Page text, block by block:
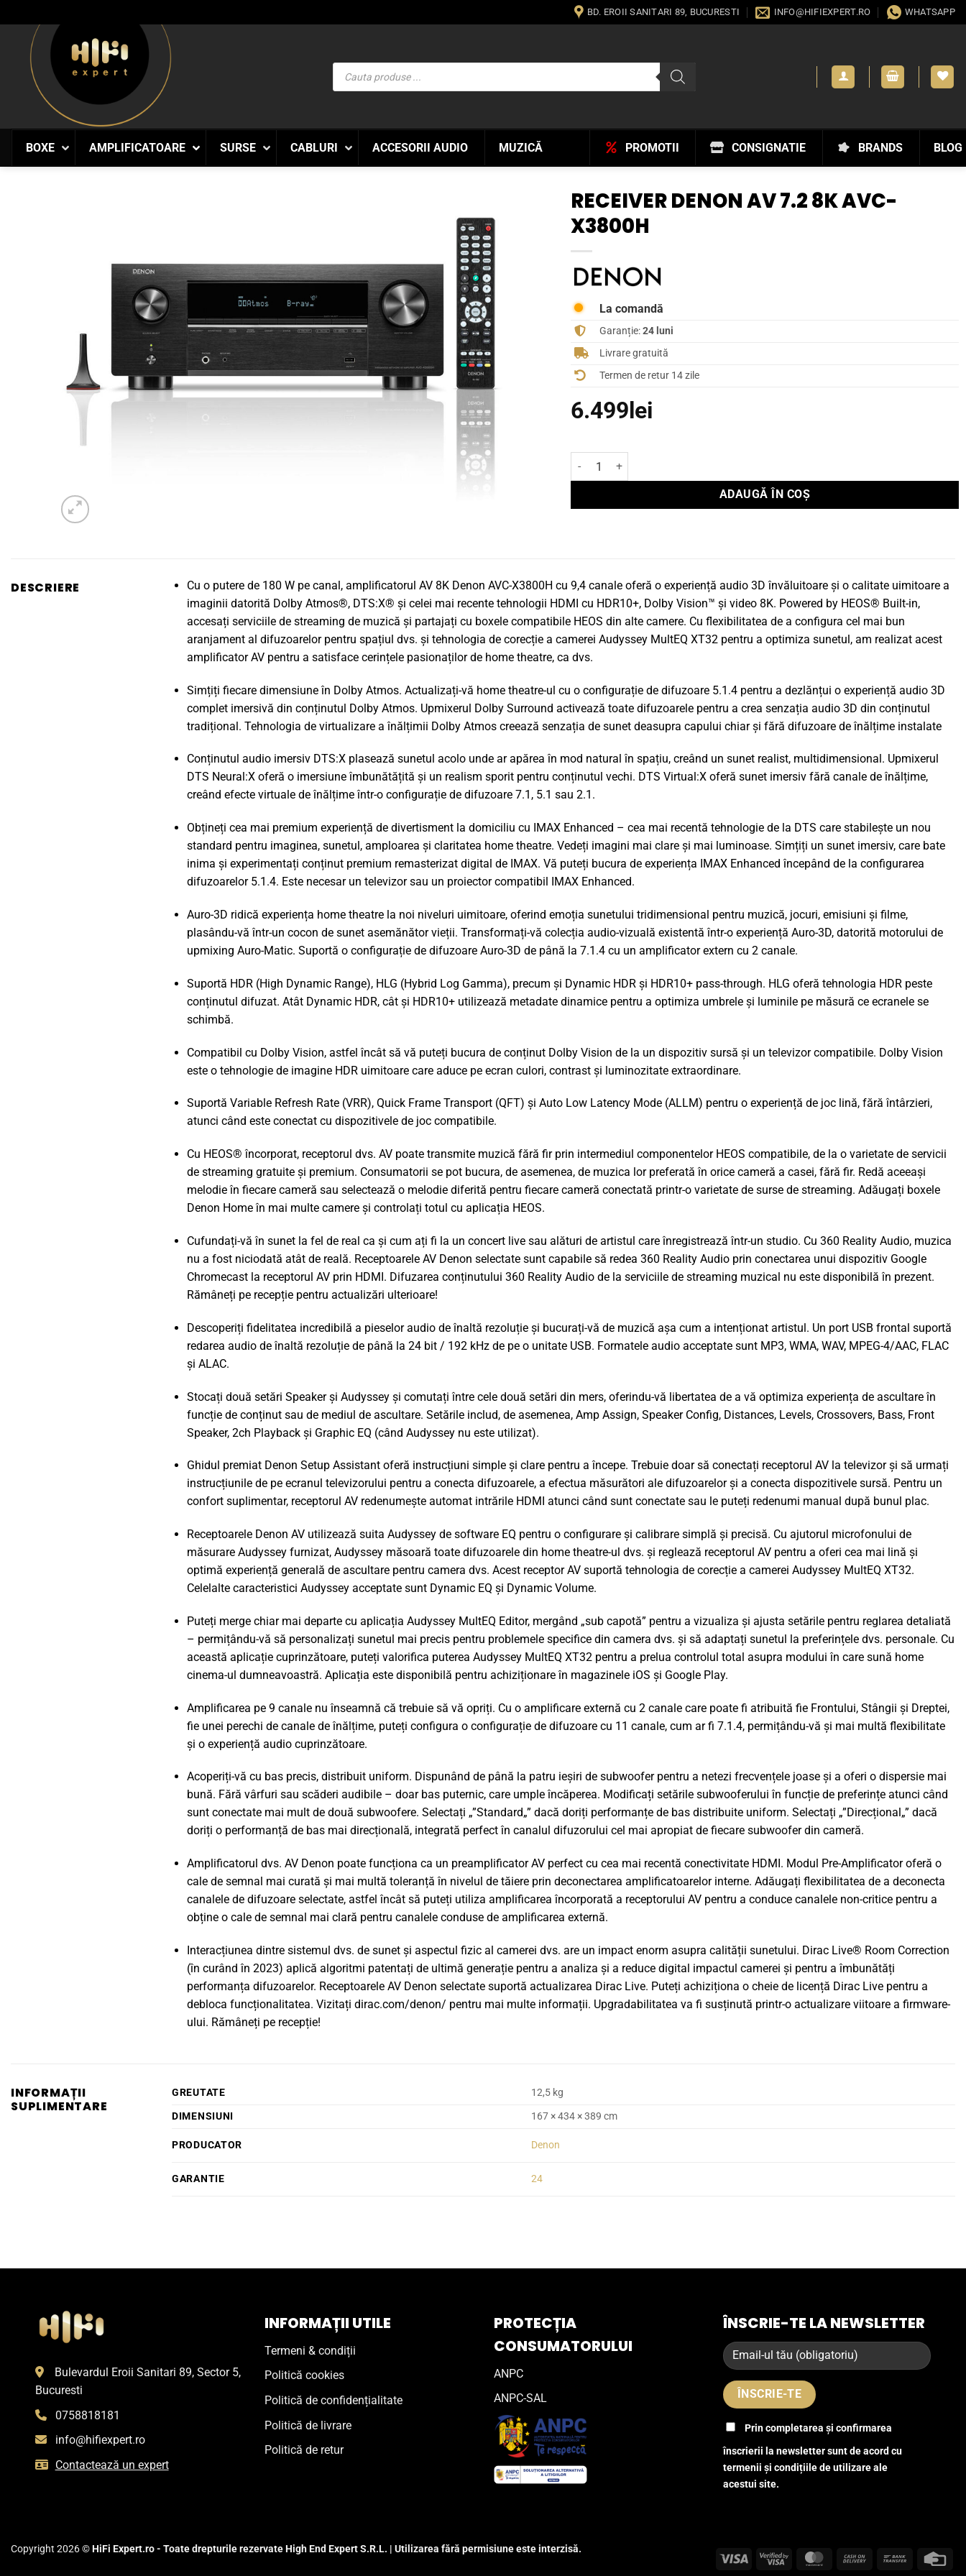
to
content
BD. EROII SANITARI 89, BUCURESTI INFO@HIFIEXPERT.RO WHATSAPP
Products
search
BOXE AMPLIFICATOARE SURSE CABLURI ACCESORII AUDIO MUZICĂ BLOG
BRANDS
CONSIGNATIE
PROMOTII
WISHLIST
RECEIVER DENON AV 7.2 8K AVC-
X3800H
La comandă
Garanție:24 luni
Livrare gratuită
Termen de retur 14 zile
6.499 lei
Cantitate Receiver Denon AV 7.2 8K AVC-X3800H
ADAUGĂ ÎN COȘ
DESCRIERE
Cu o putere de 180 W pe canal, amplificatorul AV 8K Denon AVC-X3800H cu 9,4 canale oferă o experiență audio 3D învăluitoare și o calitate uimitoare a
imaginii datorită Dolby Atmos®, DTS:X® și celei mai recente tehnologii HDMI cu HDR10+, Dolby Vision™ și video 8K. Powered by HEOS® Built-in,
accesați serviciile de streaming de muzică și partajați cu boxele compatibile HEOS din alte camere. Cu flexibilitatea de a configura cel mai bun
aranjament al difuzoarelor pentru spațiul dvs. și tehnologia de corecție a camerei Audyssey MultEQ XT32 pentru a optimiza sunetul, am realizat acest
amplificator AV pentru a satisface cerințele pasionaților de home theatre, ca dvs.
Simțiți fiecare dimensiune în Dolby Atmos. Actualizați-vă home theatre-ul cu o configurație de difuzoare 5.1.4 pentru a dezlănțui o experiență audio 3D
complet imersivă din conținutul Dolby Atmos. Upmixerul Dolby Surround activează toate difuzoarele pentru a crea senzația audio 3D din conținutul
tradițional. Tehnologia de virtualizare a înălțimii Dolby Atmos creează senzația de sunet deasupra capului chiar și fără difuzoare de înălțime instalate
Conținutul audio imersiv DTS:X plasează sunetul acolo unde ar apărea în mod natural în spațiu, creând un sunet realist, multidimensional. Upmixerul
DTS Neural:X oferă o imersiune îmbunătățită și un realism sporit pentru conținutul vechi. DTS Virtual:X oferă sunet imersiv fără canale de înălțime,
creând efecte virtuale de înălțime într-o configurație de difuzoare 7.1, 5.1 sau 2.1.
Obțineți cea mai premium experiență de divertisment la domiciliu cu IMAX Enhanced – cea mai recentă tehnologie de la DTS care stabilește un nou
standard pentru imaginea, sunetul, amploarea și claritatea home theatre. Vedeți imagini mai clare și mai luminoase. Simțiți un sunet imersiv, care bate
inima și experimentați conținut premium remasterizat digital de IMAX. Vă puteți bucura de experiența IMAX Enhanced începând de la configurarea
difuzoarelor 5.1.4. Este necesar un televizor sau un proiector compatibil IMAX Enhanced.
Auro-3D ridică experiența home theatre la noi niveluri uimitoare, oferind emoția sunetului tridimensional pentru muzică, jocuri, emisiuni și filme,
plasându-vă într-un cocon de sunet asemănător vieții. Transformați-vă colecția audio-vizuală existentă într-o experiență Auro-3D, datorită motorului de
upmixing Auro-Matic. Suportă o configurație de difuzoare Auro-3D de până la 7.1.4 cu un amplificator extern cu 2 canale.
Suportă HDR (High Dynamic Range), HLG (Hybrid Log Gamma), precum și Dynamic HDR și HDR10+ pass-through. HLG oferă tehnologia HDR peste
conținutul difuzat. Atât Dynamic HDR, cât și HDR10+ utilizează metadate dinamice pentru a optimiza umbrele și luminile pe măsură ce ecranele se
schimbă.
Compatibil cu Dolby Vision, astfel încât să vă puteți bucura de conținut Dolby Vision de la un dispozitiv sursă și un televizor compatibile. Dolby Vision
este o tehnologie de imagine HDR uimitoare care aduce pe ecran culori, contrast și luminozitate extraordinare.
Suportă Variable Refresh Rate (VRR), Quick Frame Transport (QFT) și Auto Low Latency Mode (ALLM) pentru o experiență de joc lină, fără întârzieri,
atunci când este conectat cu dispozitivele de joc compatibile.
Cu HEOS® încorporat, receptorul dvs. AV poate transmite muzică fără fir prin intermediul componentelor HEOS compatibile, de la o varietate de servicii
de streaming gratuite și premium. Consumatorii se pot bucura, de asemenea, de muzica lor preferată în orice cameră a casei, fără fir. Redă aceeași
melodie în fiecare cameră sau selectează o melodie diferită pentru fiecare cameră conectată printr-o varietate de surse de streaming. Adăugați boxele
Denon Home în mai multe camere și controlați totul cu aplicația HEOS.
Cufundați-vă în sunet la fel de real ca și cum ați fi la un concert live sau alături de artistul care înregistrează într-un studio. Cu 360 Reality Audio, muzica
nu a fost niciodată atât de reală. Receptoarele AV Denon selectate sunt capabile să redea 360 Reality Audio prin conectarea unui dispozitiv Google
Chromecast la receptorul AV prin HDMI. Difuzarea conținutului 360 Reality Audio de la serviciile de streaming muzical nu este disponibilă în prezent.
Rămâneți pe recepție pentru actualizări ulterioare!
Descoperiți fidelitatea incredibilă a pieselor audio de înaltă rezoluție și bucurați-vă de muzică așa cum a intenționat artistul. Un port USB frontal suportă
redarea audio de înaltă rezoluție de până la 24 bit / 192 kHz de pe o unitate USB. Formatele audio acceptate sunt MP3, WMA, WAV, MPEG-4/AAC, FLAC
și ALAC.
Stocați două setări Speaker și Audyssey și comutați între cele două setări din mers, oferindu-vă libertatea de a vă optimiza experiența de ascultare în
funcție de conținut sau de mediul de ascultare. Setările includ, de asemenea, Amp Assign, Speaker Config, Distances, Levels, Crossovers, Bass, Front
Speaker, 2ch Playback și Graphic EQ (când Audyssey nu este utilizat).
Ghidul premiat Denon Setup Assistant oferă instrucțiuni simple și clare pentru a începe. Trebuie doar să conectați receptorul AV la televizor și să urmați
instrucțiunile de pe ecranul televizorului pentru a conecta difuzoarele, a efectua măsurători ale difuzoarelor și a conecta dispozitivele sursă. Pentru un
confort suplimentar, receptorul AV redenumește automat intrările HDMI atunci când sunt conectate sau le puteți redenumi manual după bunul plac.
Receptoarele Denon AV utilizează suita Audyssey de software EQ pentru o configurare și calibrare simplă și precisă. Cu ajutorul microfonului de
măsurare Audyssey furnizat, Audyssey măsoară toate difuzoarele din home theatre-ul dvs. și reglează receptorul AV pentru a oferi cea mai lină și
optimă experiență generală de ascultare pentru camera dvs. Acest receptor AV suportă tehnologia de corecție a camerei Audyssey MultEQ XT32.
Celelalte caracteristici Audyssey acceptate sunt Dynamic EQ și Dynamic Volume.
Puteți merge chiar mai departe cu aplicația Audyssey MultEQ Editor, mergând „sub capotă” pentru a vizualiza și ajusta setările pentru reglarea detaliată
– permițându-vă să personalizați sunetul mai precis pentru problemele specifice din camera dvs. și să adaptați sunetul la preferințele dvs. personale. Cu
această aplicație cuprinzătoare, puteți valorifica puterea Audyssey MultEQ XT32 pentru a prelua controlul total asupra modului în care sună home
cinema-ul dumneavoastră. Aplicația este disponibilă pentru achiziționare în magazinele iOS și Google Play.
Amplificarea pe 9 canale nu înseamnă că trebuie să vă opriți. Cu o amplificare externă cu 2 canale care poate fi atribuită fie Frontului, Stângii și Dreptei,
fie unei perechi de canale de înălțime, puteți configura o configurație de difuzoare cu 11 canale, cum ar fi 7.1.4, permițându-vă și mai multă flexibilitate
și o experiență audio cuprinzătoare.
Acoperiți-vă cu bas precis, distribuit uniform. Dispunând de până la patru ieșiri de subwoofer pentru a netezi frecvențele joase și a oferi o dispersie mai
bună. Fără vârfuri sau scăderi audibile – doar bas puternic, care umple încăperea. Modificați setările subwooferului în funcție de preferințe atunci când
sunt conectate mai mult de două subwoofere. Selectați „”Standard„” dacă doriți performanțe de bas distribuite uniform. Selectați „”Direcțional„” dacă
doriți o performanță de bas mai direcțională, integrată perfect în canalul difuzorului cel mai apropiat de fiecare subwoofer din cameră.
Amplificatorul dvs. AV Denon poate funcționa ca un preamplificator AV perfect cu cea mai recentă conectivitate HDMI. Modul Pre-Amplificator oferă o
cale de semnal mai curată și mai multă toleranță în nivelul de tăiere prin deconectarea amplificatoarelor interne. Adăugați flexibilitatea de a deconecta
canalele de difuzoare selectate, astfel încât să puteți utiliza amplificarea încorporată a receptorului AV pentru a conduce canalele non-critice pentru a
obține o cale de semnal mai clară pentru canalele conduse de amplificarea externă.
Interacțiunea dintre sistemul dvs. de sunet și aspectul fizic al camerei dvs. are un impact enorm asupra calității sunetului. Dirac Live® Room Correction
(în curând în 2023) aplică algoritmi patentați de ultimă generație pentru a analiza și a reduce digital impactul camerei și pentru a îmbunătăți
performanța difuzoarelor. Receptoarele AV Denon selectate suportă actualizarea Dirac Live. Puteți achiziționa o cheie de licență Dirac Live pentru a
debloca funcționalitatea. Vizitați dirac.com/denon/ pentru mai multe informații. Upgradabilitatea va fi susținută printr-o actualizare viitoare a firmware-
ului. Rămâneți pe recepție!
INFORMAȚII
SUPLIMENTARE
GREUTATE
12,5 kg
DIMENSIUNI
167 × 434 × 389 cm
PRODUCATOR Denon
GARANTIE 24
Bulevardul Eroii Sanitari 89, Sector 5,
Bucuresti
0758818181
info@hifiexpert.ro
Contactează un expert
INFORMAȚII UTILE
Termeni & condiții
Politică cookies
Politică de confidențialitate
Politică de livrare
Politică de retur
PROTECȚIA
CONSUMATORULUI
ANPC
ANPC-SAL
ÎNSCRIE-TE LA NEWSLETTER
Prin completarea și confirmarea
înscrierii la newsletter sunt de acord cu
termenii și condițiile de utilizare ale
acestui site.
Visa
Visa
MasterCardCash
Bank
Copyright 2026 ©HiFi Expert.ro - Toate drepturile rezervate High End Expert S.R.L. | Utilizarea fără permisiune este interzisă.